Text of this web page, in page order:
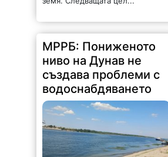
201 | 2026-08-05 12:58:22
Пониженото ниво на Дунав не
създава проблеми с
водоснабдяването на населените
места по поречието на реката